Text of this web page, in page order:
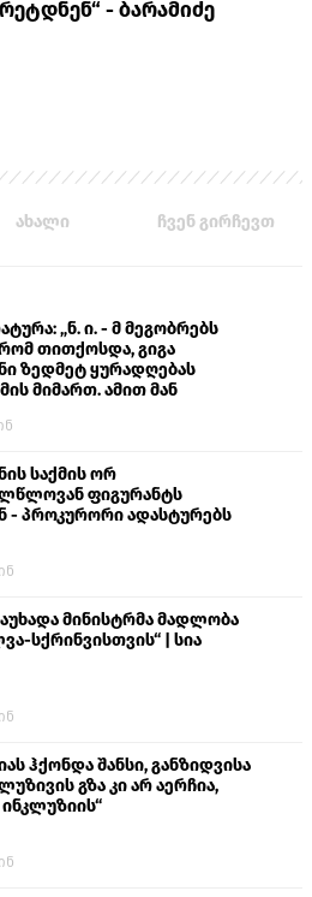
- ბარამიძე
ახალი ჩვენ გირჩევთ
„ნ. ი. - მ მეგობრებს
თითქოსდა, გიგა
ზედმეტ ყურადღებას
მიმართ. ამით მან
გიგა ავალიანს“
საქმის ორ
ფიგურანტს
- პროკურორი ადასტურებს
მინისტრმა მადლობა
სქრინვისთვის“ | სია
ჰქონდა შანსი, განზიდვისა
გზა კი არ აერჩია,